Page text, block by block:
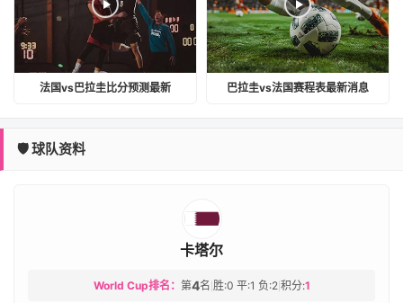
法国vs巴拉圭比分预测最新 巴拉圭vs法国赛程表最新消息
🛡️ 球队资料
卡塔尔
World Cup排名： 第4名 胜:0 平:1 负:2| 积分:1